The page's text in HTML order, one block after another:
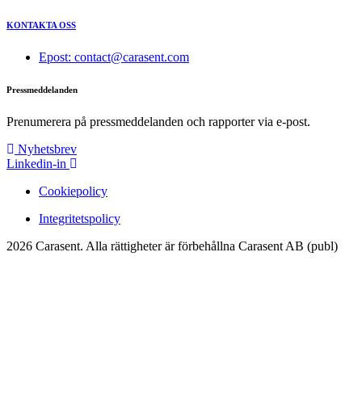
KONTAKTA OSS
Epost: contact@carasent.com
Pressmeddelanden
Prenumerera på pressmeddelanden och rapporter via e-post.
Nyhetsbrev
Linkedin-in
Cookiepolicy
Integritetspolicy
2026 Carasent. Alla rättigheter är förbehållna Carasent AB (publ)